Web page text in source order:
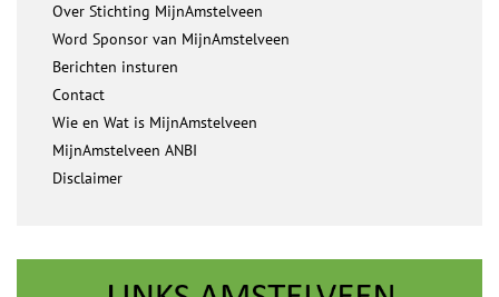
Over Stichting MijnAmstelveen
Word Sponsor van MijnAmstelveen
Berichten insturen
Contact
Wie en Wat is MijnAmstelveen
MijnAmstelveen ANBI
Disclaimer